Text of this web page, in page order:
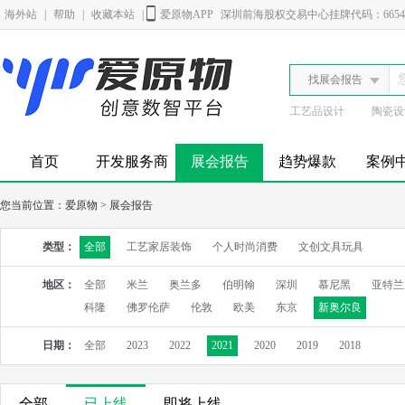
海外站 帮助 收藏本站 爱原物APP 深圳前海股权交易中心挂牌代码：
找展会报告
工艺品设计 陶瓷
首页 开发服务商 展会报告 趋势爆款 案例
您当前位置： 爱原物 > 展会报告
类型： 全部 工艺家居装饰 个人时尚消费 文创文具玩具
地区： 全部 米兰 奥兰多 伯明翰 深圳 慕尼黑
亚特
科隆
佛罗伦萨 伦敦 欧美 东京 新奥尔良
日期： 全部 2023 2022 2021 2020 2019 2018